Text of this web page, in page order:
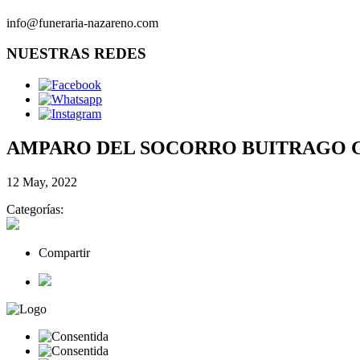
info@funeraria-nazareno.com
NUESTRAS REDES
AMPARO DEL SOCORRO BUITRAGO
12 May, 2022
Categorías:
Compartir